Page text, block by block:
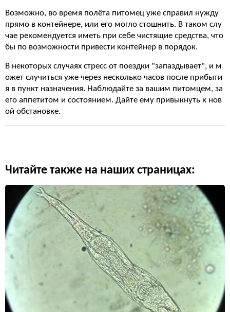
Возможно, во время полёта питомец уже справил нужду
прямо в контейнере, или его могло стошнить. В таком слу
чае рекомендуется иметь при себе чистящие средства, что
бы по возможности привести контейнер в порядок.
В некоторых случаях стресс от поездки "запаздывает", и м
ожет случиться уже через несколько часов после прибыти
я в пункт назначения. Наблюдайте за вашим питомцем, за
его аппетитом и состоянием. Дайте ему привыкнуть к нов
ой обстановке.
Читайте также на наших страницах: